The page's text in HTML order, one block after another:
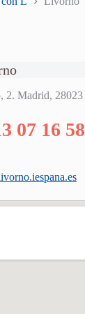
2. Madrid, 28023
07 16 58